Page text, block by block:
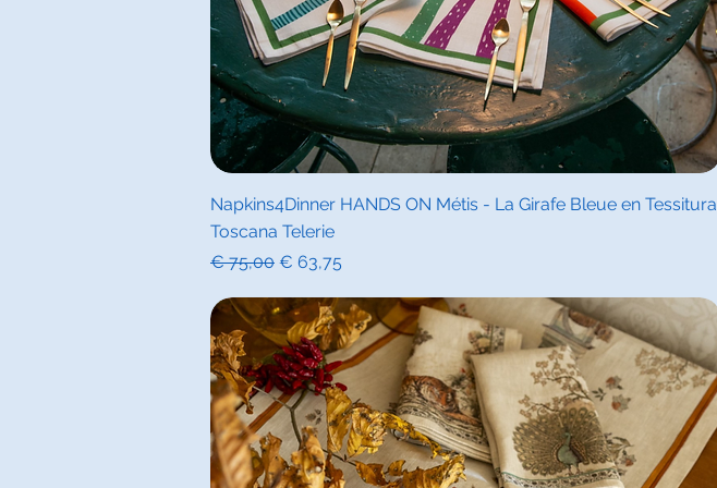
Snel overzicht
Napkins4Dinner HANDS ON Métis - La Girafe Bleue en Tessitura
Toscana Telerie
Normale prijs
€ 75,00 Verkoopprijs
€ 63,75